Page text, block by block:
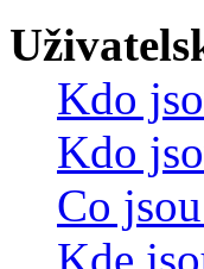
Kdo
Kdo
Co